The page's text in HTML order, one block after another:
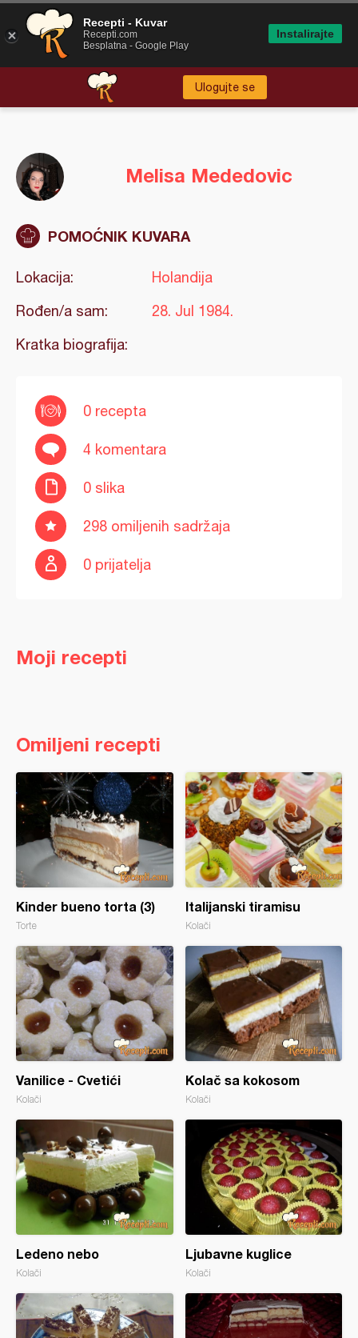
Ulogujte se
Melisa Mededovic
POMOĆNIK KUVARA
Lokacija:
Holandija
Rođen/a sam:
28. Jul 1984.
Kratka biografija:
0 recepta
4 komentara
0 slika
298 omiljenih sadržaja
0 prijatelja
Moji recepti
Omiljeni recepti
Kinder bueno torta (3)
Torte
Italijanski tiramisu
Kolači
Vanilice - Cvetići
Kolači
Kolač sa kokosom
Kolači
Ledeno nebo
Kolači
Ljubavne kuglice
Kolači
Recepti - Kuvar
Recepti.com
Besplatna - Google Play
Instalirajte